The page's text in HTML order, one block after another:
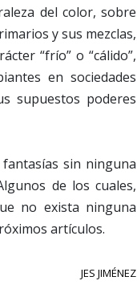
del color, sobre
y sus mezclas,
“frío” o “cálido”,
en sociedades
supuestos poderes
sin ninguna
de los cuales,
no exista ninguna
artículos.
JES JIMÉNEZ